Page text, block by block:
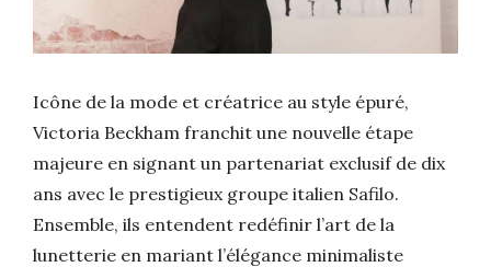
Icône de la mode et créatrice au style épuré,
Victoria Beckham franchit une nouvelle étape
majeure en signant un partenariat exclusif de dix
ans avec le prestigieux groupe italien Safilo.
Ensemble, ils entendent redéfinir l’art de la
lunetterie en mariant l’élégance minimaliste